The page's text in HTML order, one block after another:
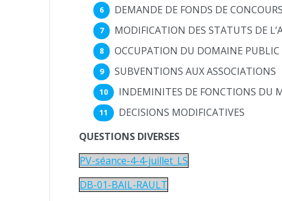
DEMANDE DE FONDS DE
MODIFICATION DES STATUTS DE
OCCUPATION DU DOMAINE PUBLIC
SUBVENTIONS AUX ASSOCIATIONS
INDEMINITES DE FONCTIONS DU
DECISIONS MODIFICATIVES
QUESTIONS DIVERSES
PV-séance-4-4-juillet_LS
DB-01-BAIL-RAULT